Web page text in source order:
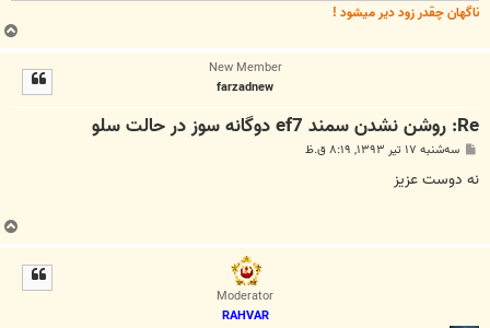
ناگهان چقدر زود دیر میشود !
ب
ا
New Member
farzadnew
Re: روشن نشدن سمند ef7 دوگانه سوز در حالت سلو
پ
ت
سه‌شنبه ۱۷ تیر ۱۳۹۳, ۸:۱۹ ق.ظ
نه دوست عزیز
ب
ا
Moderator
RAHVAR